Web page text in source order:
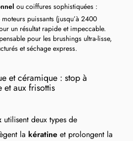
ou coiffures sophistiquées :
puissants (jusqu’à 2400
un résultat rapide et impeccable.
pour les brushings ultra-lisse,
et séchage express.
et céramique : stop à
et aux frisottis
utilisent deux types de
la kératine et prolongent la